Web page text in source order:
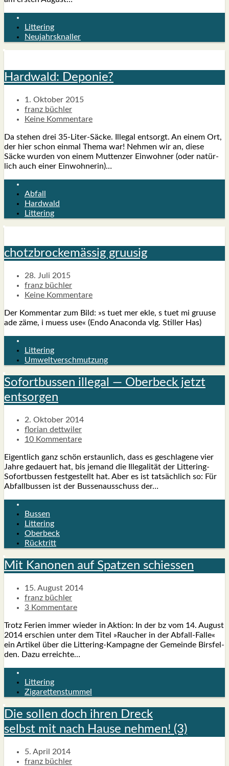
Littering
Neujahrsknaller
Hard­wald: Depo­nie?
1. Oktober 2015
franz büchler
Keine Kommentare
Da ste­hen drei 35-Liter-Säcke. Ille­gal ent­sorgt. An einem Ort,
der hier schon ein­mal The­ma war! Neh­men wir an, die­se
Säcke wur­den von einem Mut­ten­zer Ein­woh­ner (oder natür­
lich auch einer Ein­woh­ne­rin)…
Abfall
Hardwald
Littering
chotz­bro­cke­mäs­sig gru­usig
28. Juli 2015
franz büchler
Keine Kommentare
Der Kom­men­tar zum Bild: »s tuet mer ekle, s tuet mi gru­use
ade zäme, i muess use« (Endo Ana­con­da vlg. Stil­ler Has)
Littering
Umweltverschmutzung
Sofort­bus­sen ille­gal — Ober­beck jetzt
ent­sor­gen
2. Oktober 2014
florian dettwiler
10 Kommentare
Eigent­lich ganz schön erstaun­lich, dass es geschla­ge­ne vier
Jah­re gedau­ert hat, bis jemand die Ille­ga­li­tät der Lit­­te­ring-
Sofor­t­­bus­­sen fest­ge­stellt hat. Aber es ist tat­säch­lich so: Für
Abfall­bus­sen ist der Bus­sen­aus­schuss der…
Bussen
Littering
Oberbeck
Rücktritt
Mit Kano­nen auf Spat­zen schies­sen
15. August 2014
franz büchler
3 Kommentare
Trotz Feri­en immer wie­der in Akti­on: In der bz vom 14. August
2014 erschien unter dem Titel »Rau­cher in der Abfall-Fal­­le«
ein Arti­kel über die Lit­­te­ring-Kam­­pa­­g­ne der Gemein­de Birs­fel­
den. Dazu erreich­te…
Littering
Zigarettenstummel
Die sol­len doch ihren Dreck
selbst mit nach Hau­se neh­men! (3)
5. April 2014
franz büchler